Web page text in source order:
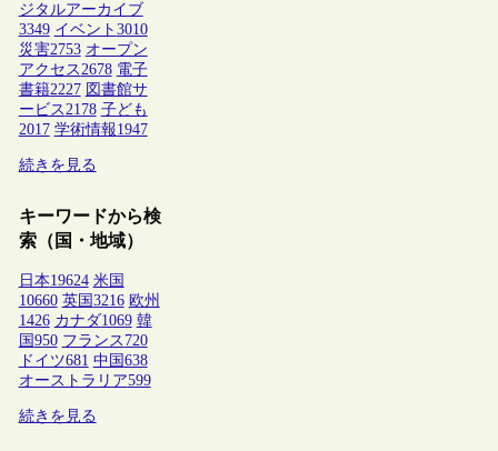
ジタルアーカイブ
3349 イベント 3010
災害2753 オープン
アクセス2678 電子
書籍2227 図書館サ
ービス2178 子ども
2017 学術情報1947
続きを見る
キーワードから検
索（国・地域）
日本19624 米国
10660 英国 3216 欧州
1426 カナダ1069 韓
国 950 フランス 720
ドイツ681 中国 638
オーストラリア599
続きを見る